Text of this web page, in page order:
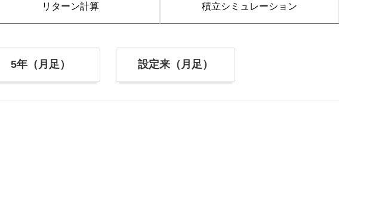
リターン計算 積立シミュレーション
5年（月足） 設定来（月足）